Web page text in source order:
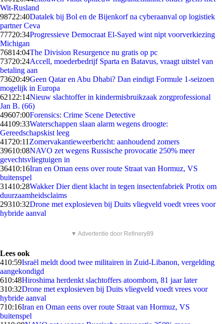
Wit-Rusland
98722:40Datalek bij Bol en de Bijenkorf na cyberaanval op logistiek
partner Ceva
77720:34Progressieve Democraat El-Sayed wint nipt voorverkiezing
Michigan
76814:04The Division Resurgence nu gratis op pc
73720:24Accell, moederbedrijf Sparta en Batavus, vraagt uitstel van
betaling aan
73620:49Geen Qatar en Abu Dhabi? Dan eindigt Formule 1-seizoen
mogelijk in Europa
621 22:14Nieuw slachtoffer in kindermisbruikzaak zorgprofessional
Jan B. (66)
49607:00Forensics: Crime Scene Detective
44109:33Waterschappen slaan alarm wegens droogte:
Gereedschapskist leeg
41720:11 Zomervakantieweerbericht: aanhoudend zomers
39610:08NAVO zet wegens Russische provocatie 250% meer
gevechtsvliegtuigen in
36410:16Iran en Oman eens over route Straat van Hormuz, VS
buitenspel
31410:28Wakker Dier dient klacht in tegen insectenfabriek Protix om
duurzaamheidsclaims
29310:32Drone met explosieven bij Duits vliegveld voedt vrees voor
hybride aanval
▼ Advertentie door Refinery89
Lees ook
410:59Israël meldt dood twee militairen in Zuid-Libanon, vergelding
aangekondigd
610:48Hiroshima herdenkt slachtoffers atoombom, 81 jaar later
310:32Drone met explosieven bij Duits vliegveld voedt vrees voor
hybride aanval
710:16Iran en Oman eens over route Straat van Hormuz, VS
buitenspel